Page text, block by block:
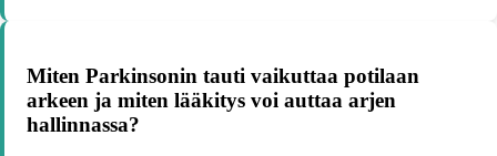
Miten Parkinsonin tauti vaikuttaa potilaan
arkeen ja miten lääkitys voi auttaa arjen
hallinnassa?